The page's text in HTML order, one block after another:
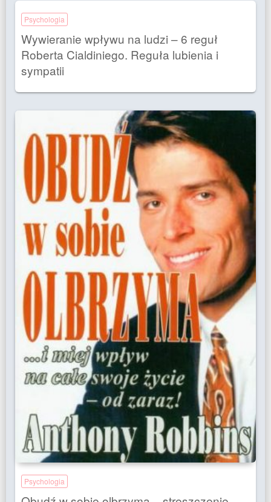
Psychologia
Wywieranie wpływu na ludzi – 6 reguł
Roberta Cialdiniego. Reguła lubienia i
sympatii
Psychologia